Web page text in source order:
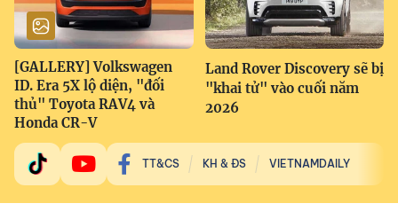
[GALLERY] Volkswagen
ID. Era 5X lộ diện, "đối
thủ" Toyota RAV4 và
Honda CR-V
Land Rover Discovery sẽ bị
"khai tử" vào cuối năm
2026
TT&CS KH & ĐS VIETNAMDAILY